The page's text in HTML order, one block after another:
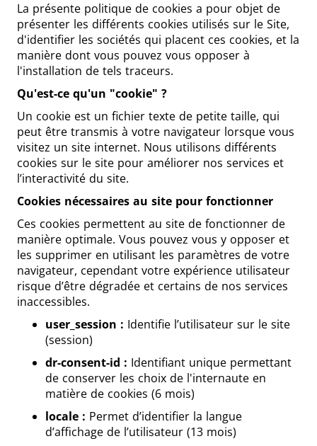
La présente politique de cookies a pour objet de
présenter les différents cookies utilisés sur le Site,
d'identifier les sociétés qui placent ces cookies, et la
manière dont vous pouvez vous opposer à
l'installation de tels traceurs.
Qu'est-ce qu'un "cookie" ?
Un cookie est un fichier texte de petite taille, qui
peut être transmis à votre navigateur lorsque vous
visitez un site internet. Nous utilisons différents
cookies sur le site pour améliorer nos services et
l’interactivité du site.
Cookies nécessaires au site pour fonctionner
Ces cookies permettent au site de fonctionner de
manière optimale. Vous pouvez vous y opposer et
les supprimer en utilisant les paramètres de votre
navigateur, cependant votre expérience utilisateur
risque d’être dégradée et certains de nos services
inaccessibles.
user_session : Identifie l’utilisateur sur le site
(session)
dr-consent-id : Identifiant unique permettant
de conserver les choix de l'internaute en
matière de cookies (6 mois)
locale : Permet d’identifier la langue
d’affichage de l’utilisateur (13 mois)